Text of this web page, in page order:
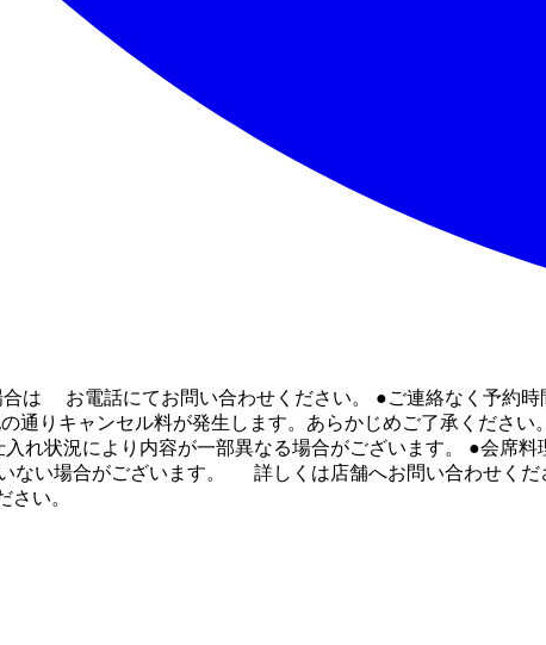
合は お電話にてお問い合わせください。 ●ご連絡なく予
の通りキャンセル料が発生します。あらかじめご了
れ状況により内容が一部異なる場合がございます。 ●会席
い場合がございます。 詳しくは店舗へお問い合わせく
い。